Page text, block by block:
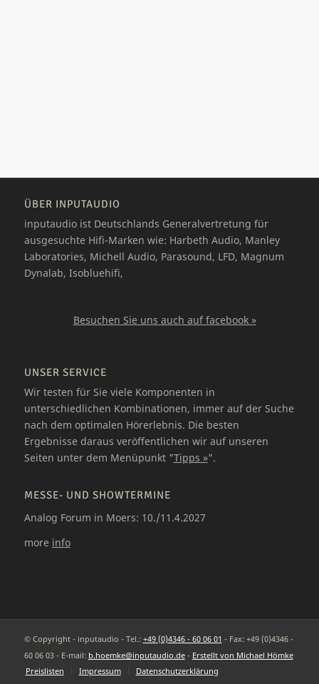
ÜBER INPUTAUDIO
inputaudio ist Deutschlands Generalvertretung für
ausgesuchte Hifi-Marken wie: Harbeth Audio, Manley
Laboratories, Michell Audio, Parasound, LFD, Magnum
Dynalab, Isobluehifi,
Besuchen Sie uns auch auf facebook »
UNSER SERVICE
Wir testen für Sie viele Komponenten in
unterschiedlichen Kombinationen, immer auf der Suche
nach dem optimalen Hörerlebnis. Die besten
Ergebnisse daraus veröffentlichen wir auf unseren
Seiten unter dem Menüpunkt "Tipps »".
MESSE- UND SHOWTERMINE
Analog Forum in Moers: 10./11.4.2027
more info
© Copyright - inputaudio - Tel.: +49 (0)4346 - 60 06 01 - Fax: +49 (0)4346 -
60 06 03 - E-mail: b.hoemke@inputaudio.de- Erstellt von Michael Hömke
Preislisten
Impressum Datenschutzerklärung